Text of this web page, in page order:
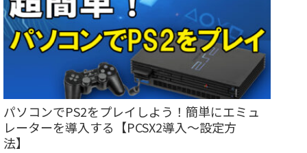
パソコンでPS2をプレイしよう！簡単にエミュ
レーターを導入する【PCSX2導入～設定方
法】